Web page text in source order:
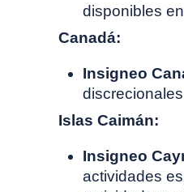
disponibles
Canadá:
Insigneo
Islas Caimán:
Insigneo
actividades